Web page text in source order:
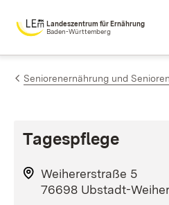
Zum Inhalt springen
Landeszentrum für Ernährung
Baden-Württemberg
Seniorenernährung und
Tagespflege
Weihererstraße 5
76698 Ubstadt-Weiher